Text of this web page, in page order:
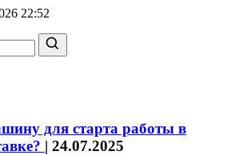
22:52
для старта работы в
| 24.07.2025